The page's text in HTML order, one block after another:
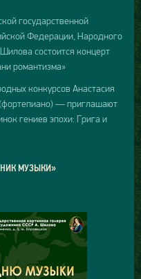
государственной
Федерации, Народного
состоится концерт
романтизма»
конкурсов Анастасия
— приглашают
гениев эпохи: Грига и
МУЗЫКИ»